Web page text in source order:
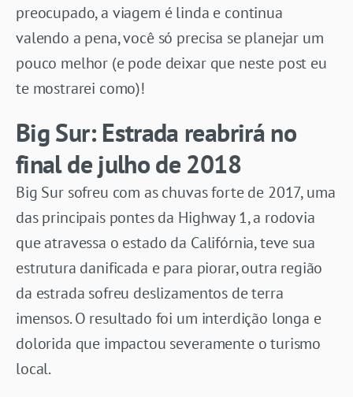
preocupado, a viagem é linda e continua
valendo a pena, você só precisa se planejar um
pouco melhor (e pode deixar que neste post eu
te mostrarei como)!
Big Sur: Estrada reabrirá no
final de julho de 2018
Big Sur sofreu com as chuvas forte de 2017, uma
das principais pontes da Highway 1, a rodovia
que atravessa o estado da Califórnia, teve sua
estrutura danificada e para piorar, outra região
da estrada sofreu deslizamentos de terra
imensos. O resultado foi um interdição longa e
dolorida que impactou severamente o turismo
local.